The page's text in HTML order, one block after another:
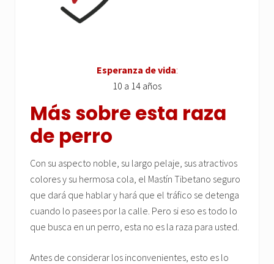
Esperanza de vida:
10 a 14 años
Más sobre esta raza
de perro
Con su aspecto noble, su largo pelaje, sus atractivos
colores y su hermosa cola, el Mastín Tibetano seguro
que dará que hablar y hará que el tráfico se detenga
cuando lo pasees por la calle. Pero si eso es todo lo
que busca en un perro, esta no es la raza para usted.
Antes de considerar los inconvenientes, esto es lo